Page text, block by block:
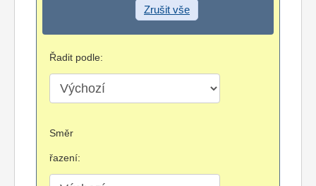
Zrušit vše
Řadit podle:
Směr
řazení: